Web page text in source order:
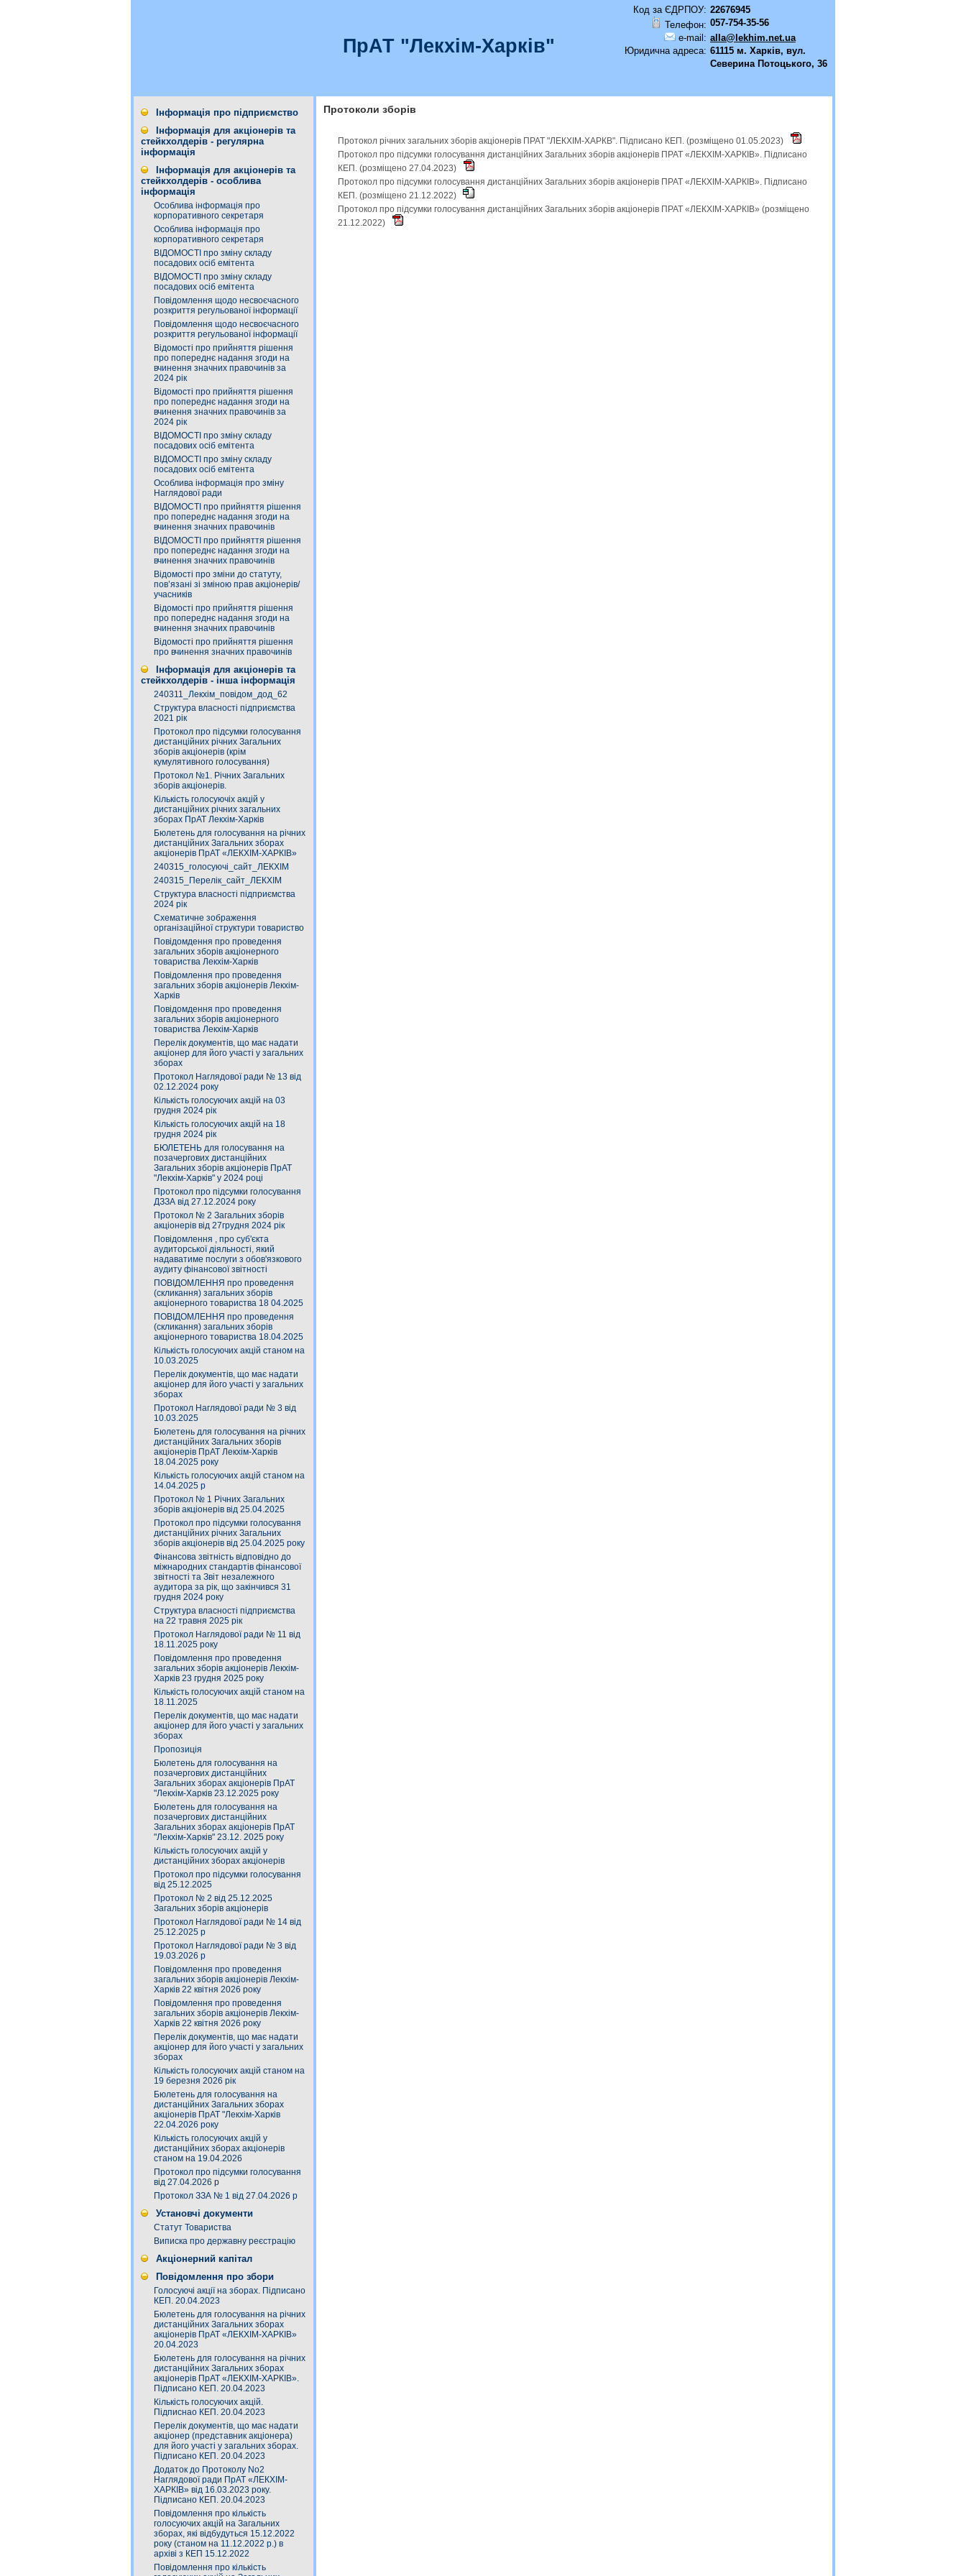
ПрАТ "Лекхім-Харків"
Код за ЄДРПОУ: 22676945
Телефон: 057-754-35-56
e-mail: alla@lekhim.net.ua
Юридична адреса: 61115 м. Харків, вул.
Северина Потоцького, 36
Інформація про підприємство
Інформація для акціонерів та
стейкхолдерів - регулярна
інформація
Інформація для акціонерів та
стейкхолдерів - особлива
інформація
Особлива інформація про
корпоративного секретаря
Особлива інформація про
корпоративного секретаря
ВІДОМОСТІ про зміну складу
посадових осіб емітента
ВІДОМОСТІ про зміну складу
посадових осіб емітента
Повідомлення щодо несвоєчасного
розкриття регульованої інформації
Повідомлення щодо несвоєчасного
розкриття регульованої інформації
Відомості про прийняття рішення
про попереднє надання згоди на
вчинення значних правочинів за
2024 рік
Відомості про прийняття рішення
про попереднє надання згоди на
вчинення значних правочинів за
2024 рік
ВІДОМОСТІ про зміну складу
посадових осіб емітента
ВІДОМОСТІ про зміну складу
посадових осіб емітента
Особлива інформація про зміну
Наглядової ради
ВІДОМОСТІ про прийняття рішення
про попереднє надання згоди на
вчинення значних правочинів
ВІДОМОСТІ про прийняття рішення
про попереднє надання згоди на
вчинення значних правочинів
Відомості про зміни до статуту,
пов’язані зі зміною прав акціонерів/
учасників
Відомості про прийняття рішення
про попереднє надання згоди на
вчинення значних правочинів
Відомості про прийняття рішення
про вчинення значних правочинів
Інформація для акціонерів та
стейкхолдерів - інша інформація
240311_Лекхім_повідом_дод_62
Структура власності підприємства
2021 рік
Протокол про підсумки голосування
дистанційних річних Загальних
зборів акціонерів (крім
кумулятивного голосування)
Протокол №1. Річних Загальних
зборів акціонерів.
Кількість голосуючіх акцій у
дистанційних річних загальних
зборах ПрАТ Лекхім-Харків
Бюлетень для голосування на річних
дистанційних Загальних зборах
акціонерів ПрАТ «ЛЕКХІМ-ХАРКІВ»
240315_голосуючі_сайт_ЛЕКХІМ
240315_Перелік_сайт_ЛЕКХІМ
Структура власності підприємства
2024 рік
Схематичне зображення
організаційної структури товариство
Повідомдення про проведення
загальних зборів акціонерного
товариства Лекхім-Харків
Повідомлення про проведення
загальних зборів акціонерів Лекхім-
Харків
Повідомдення про проведення
загальних зборів акціонерного
товариства Лекхім-Харків
Перелік документів, що має надати
акціонер для його участі у загальних
зборах
Протокол Наглядової ради № 13 від
02.12.2024 року
Кількість голосуючих акцій на 03
грудня 2024 рік
Кількість голосуючих акцій на 18
грудня 2024 рік
БЮЛЕТЕНЬ для голосування на
позачергових дистанційних
Загальних зборів акціонерів ПрАТ
"Лекхім-Харків" у 2024 році
Протокол про підсумки голосування
ДЗЗА від 27.12.2024 року
Протокол № 2 Загальних зборів
акціонерів від 27грудня 2024 рік
Повідомлення , про суб'єкта
аудиторської діяльності, який
надаватиме послуги з обов'язкового
аудиту фінансової звітності
ПОВІДОМЛЕННЯ про проведення
(скликання) загальних зборів
акціонерного товариства 18 04.2025
ПОВІДОМЛЕННЯ про проведення
(скликання) загальних зборів
акціонерного товариства 18.04.2025
Кількість голосуючих акцій станом на
10.03.2025
Перелік документів, що має надати
акціонер для його участі у загальних
зборах
Протокол Наглядової ради № 3 від
10.03.2025
Бюлетень для голосування на річних
дистанційних Загальних зборів
акціонерів ПрАТ Лекхім-Харків
18.04.2025 року
Кількість голосуючих акцій станом на
14.04.2025 р
Протокол № 1 Річних Загальних
зборів акціонерів від 25.04.2025
Протокол про підсумки голосування
дистанційних річних Загальних
зборів акціонерів від 25.04.2025 року
Фінансова звітність відповідно до
міжнародних стандартів фінансової
звітності та Звіт незалежного
аудитора за рік, що закінчився 31
грудня 2024 року
Структура власності підприємства
на 22 травня 2025 рік
Протокол Наглядової ради № 11 від
18.11.2025 року
Повідомлення про проведення
загальних зборів акціонерів Лекхім-
Харків 23 грудня 2025 року
Кількість голосуючих акцій станом на
18.11.2025
Перелік документів, що має надати
акціонер для його участі у загальних
зборах
Пропозиція
Бюлетень для голосування на
позачергових дистанційних
Загальних зборах акціонерів ПрАТ
"Лекхім-Харків 23.12.2025 року
Бюлетень для голосування на
позачергових дистанційних
Загальних зборах акціонерів ПрАТ
"Лекхім-Харків" 23.12. 2025 року
Кількість голосуючих акцій у
дистанційних зборах акціонерів
Протокол про підсумки голосування
від 25.12.2025
Протокол № 2 від 25.12.2025
Загальних зборів акціонерів
Протокол Наглядової ради № 14 від
25.12.2025 р
Протокол Наглядової ради № 3 від
19.03.2026 р
Повідомлення про проведення
загальних зборів акціонерів Лекхім-
Харків 22 квітня 2026 року
Повідомлення про проведення
загальних зборів акціонерів Лекхім-
Харків 22 квітня 2026 року
Перелік документів, що має надати
акціонер для його участі у загальних
зборах
Кількість голосуючих акцій станом на
19 березня 2026 рік
Бюлетень для голосування на
дистанційних Загальних зборах
акціонерів ПрАТ "Лекхім-Харків
22.04.2026 року
Кількість голосуючих акцій у
дистанційних зборах акціонерів
станом на 19.04.2026
Протокол про підсумки голосування
від 27.04.2026 р
Протокол ЗЗА № 1 від 27.04.2026 р
Установчі документи
Статут Товариства
Виписка про державну реєстрацію
Акціонерний капітал
Повідомлення про збори
Голосуючі акції на зборах. Підписано
КЕП. 20.04.2023
Бюлетень для голосування на річних
дистанційних Загальних зборах
акціонерів ПрАТ «ЛЕКХІМ-ХАРКІВ»
20.04.2023
Бюлетень для голосування на річних
дистанційних Загальних зборах
акціонерів ПрАТ «ЛЕКХІМ-ХАРКІВ».
Підписано КЕП. 20.04.2023
Кількість голосуючих акцій.
Підписнао КЕП. 20.04.2023
Перелік документів, що має надати
акціонер (представник акціонера)
для його участі у загальних зборах.
Підписано КЕП. 20.04.2023
Додаток до Протоколу No2
Наглядової ради ПрАТ «ЛЕКХІМ-
ХАРКІВ» від 16.03.2023 року.
Підписано КЕП. 20.04.2023
Повідомлення про кількість
голосуючих акцій на Загальних
зборах, які відбудуться 15.12.2022
року (станом на 11.12.2022 р.) в
архіві з КЕП 15.12.2022
Повідомлення про кількість
Протоколи зборів
Протокол річних загальних зборів акціонерів ПРАТ "ЛЕКХІМ-ХАРКВ". Підписано КЕП. (розміщено 01.05.2023)
Протокол про підсумки голосування дистанційних Загальних зборів акціонерів ПРАТ «ЛЕКХІМ-ХАРКІВ». Підписано
КЕП. (розміщено 27.04.2023)
Протокол про підсумки голосування дистанційних Загальних зборів акціонерів ПРАТ «ЛЕКХІМ-ХАРКІВ». Підписано
КЕП. (розміщено 21.12.2022)
Протокол про підсумки голосування дистанційних Загальних зборів акціонерів ПРАТ «ЛЕКХІМ-ХАРКІВ» (розміщено
21.12.2022)